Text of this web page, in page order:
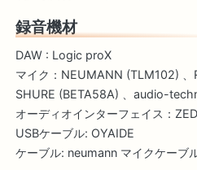
録音機材
DAW : Logic proX
マイク：NEUMANN (TLM102) 、
SHURE (BETA58A) 、audio-
オーディオインターフェイス：
USBケーブル: OYAIDE
ケーブル: neumann マイクケーブ